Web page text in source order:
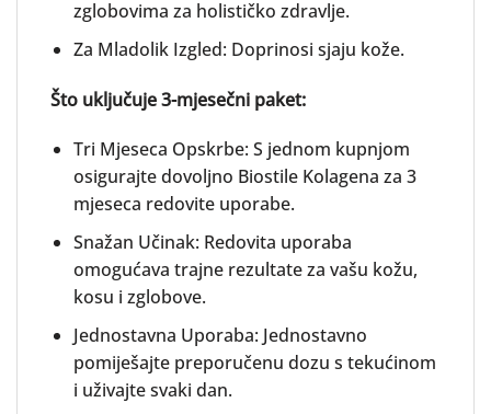
zglobovima za holističko zdravlje.
Za Mladolik Izgled: Doprinosi sjaju kože.
Što uključuje 3-mjesečni paket:
Tri Mjeseca Opskrbe: S jednom kupnjom
osigurajte dovoljno Biostile Kolagena za 3
mjeseca redovite uporabe.
Snažan Učinak: Redovita uporaba
omogućava trajne rezultate za vašu kožu,
kosu i zglobove.
Jednostavna Uporaba: Jednostavno
pomiješajte preporučenu dozu s tekućinom
i uživajte svaki dan.